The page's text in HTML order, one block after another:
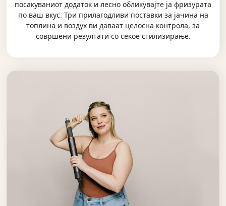
посакуваниот додаток и лесно обликувајте ја фризурата
по ваш вкус. Три прилагодливи поставки за јачина на
топлина и воздух ви даваат целосна контрола, за
совршени резултати со секое стилизирање.